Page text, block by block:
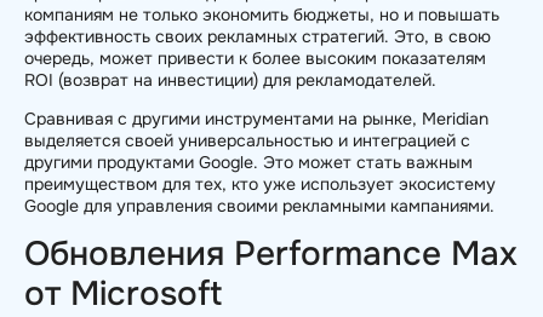
компаниям не только экономить бюджеты, но и повышать
эффективность своих рекламных стратегий. Это, в свою
очередь, может привести к более высоким показателям
ROI (возврат на инвестиции) для рекламодателей.
Сравнивая с другими инструментами на рынке, Meridian
выделяется своей универсальностью и интеграцией с
другими продуктами Google. Это может стать важным
преимуществом для тех, кто уже использует экосистему
Google для управления своими рекламными кампаниями.
Обновления Performance Max
от Microsoft